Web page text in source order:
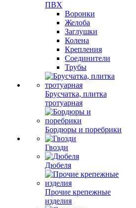
ПВХ
Воронки
Желоба
Заглушки
Колена
Крепления
Соединители
Трубы
Брусчатка, плитка
тротуарная
Бордюры и поребрики
Гвозди
Дюбеля
Прочие крепежные
изделия